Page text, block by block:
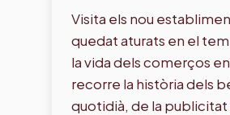
Visita els nou
quedat aturats en el
la vida dels comerços
recorre la història dels
quotidià, de la publicitat